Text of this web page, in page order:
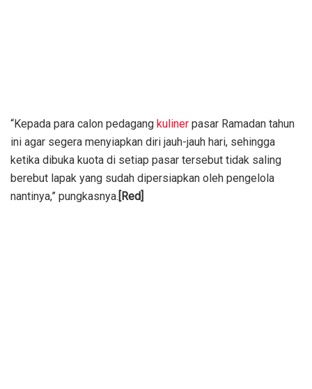
“Kepada para calon pedagang kuliner pasar Ramadan tahun
ini agar segera menyiapkan diri jauh-jauh hari, sehingga
ketika dibuka kuota di setiap pasar tersebut tidak saling
berebut lapak yang sudah dipersiapkan oleh pengelola
nantinya,” pungkasnya. [Red]